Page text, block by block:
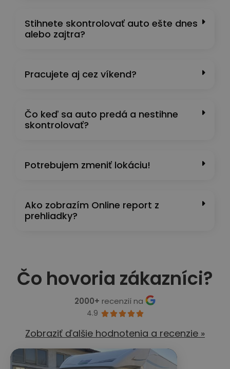
Stihnete skontrolovať auto ešte dnes
alebo zajtra?
Pracujete aj cez víkend?
Čo keď sa auto predá a nestihne
skontrolovať?
Potrebujem zmeniť lokáciu!
Ako zobrazím Online report z
prehliadky?
Čo hovoria zákazníci?
2000+ recenzií na
4.9 
Zobraziť ďalšie hodnotenia a recenzie »